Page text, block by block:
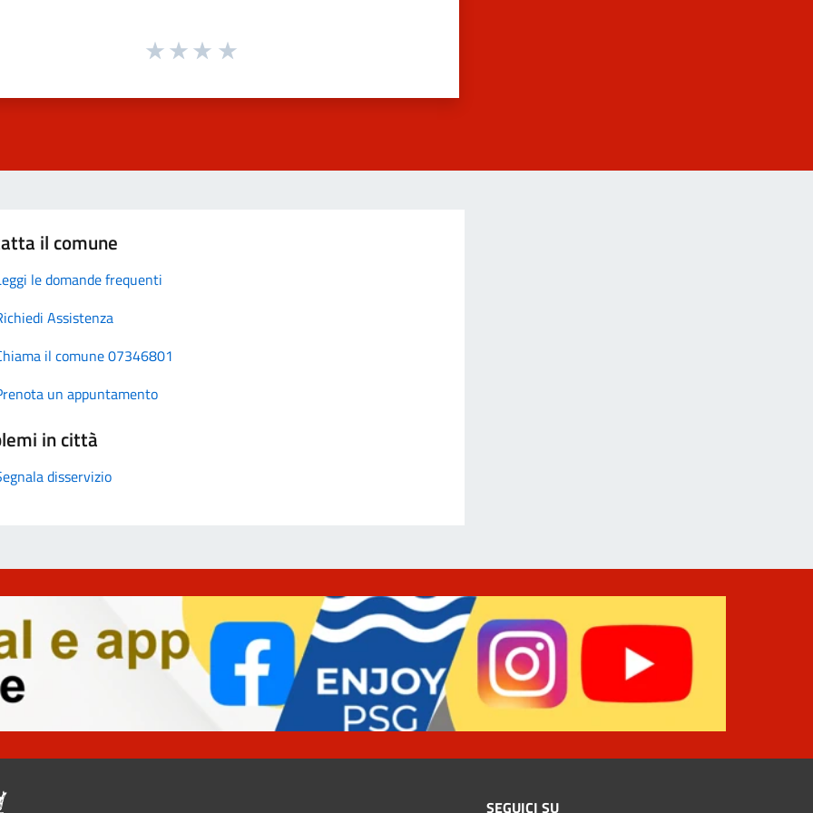
il comune
le domande frequenti
Assistenza
il comune 07346801
un appuntamento
in città
disservizio
SEGUICI SU